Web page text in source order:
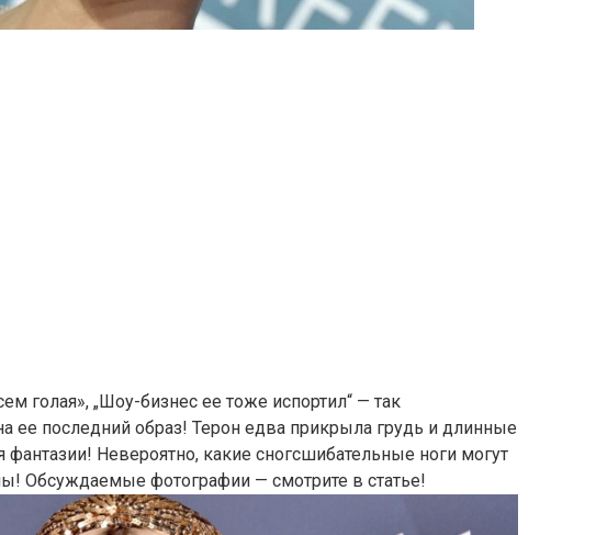
голая», „Шоу-бизнес ее тоже испортил“ — так
ее последний образ! Терон едва прикрыла грудь и длинные
фантазии! Невероятно, какие сногсшибательные ноги могут
Обсуждаемые фотографии — смотрите в статье!